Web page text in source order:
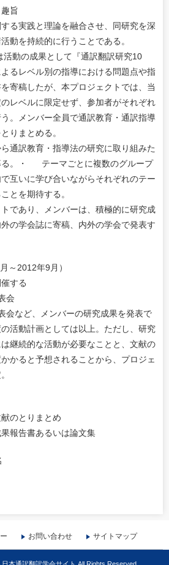
旨
る実践と理論を融合させ、同研究を深
動を持続的に行うことである。
活動の成果として『通訳翻訳研究10
るレベル別の指導における問題点や指
寄稿したが、本プロジェクトでは、当
レベルに限定せず、参加者がそれぞれ
。メンバー全員で通訳教育・通訳指導
りまとめる。
通訳教育・指導法の研究に取り組みた
る。・ テーマごとに複数のグループ
互いに学び合いながらそれぞれのテー
とを期待する。
であり、メンバーは、積極的に研究成
の学会誌に寄稿、内外の学会で発表す
～2012年9月）
する
会
会など、メンバーの研究成果を発表で
活動計画としては以上。ただし、研究
継続的な活動が必要なことと、文献の
かると予想されることから、プロジェ
のとりまとめ
報告書あるいは論文集
お問い合わせ サイトマップ